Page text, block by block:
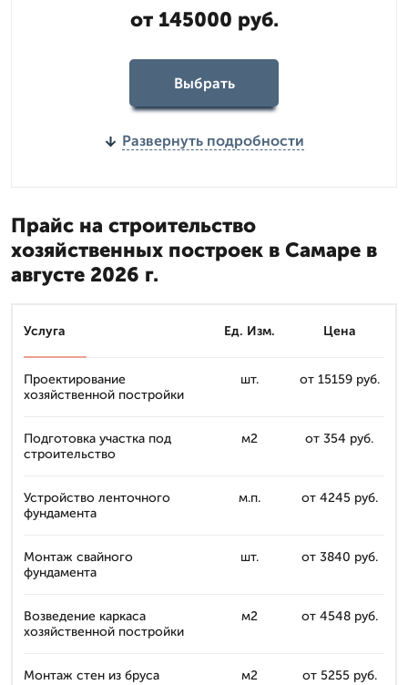
от 145000 руб.
Выбрать
Развернуть подробности
Прайс на строительство
хозяйственных построек в Самаре в
августе 2026 г.
Услуга Ед. Изм. Цена
Проектирование
хозяйственной постройки
шт. от 15159 руб.
Подготовка участка под
строительство
м2 от 354 руб.
Устройство ленточного
фундамента
м.п. от 4245 руб.
Монтаж свайного
фундамента
шт. от 3840 руб.
Возведение каркаса
хозяйственной постройки
м2 от 4548 руб.
Монтаж стен из бруса м2 от 5255 руб.